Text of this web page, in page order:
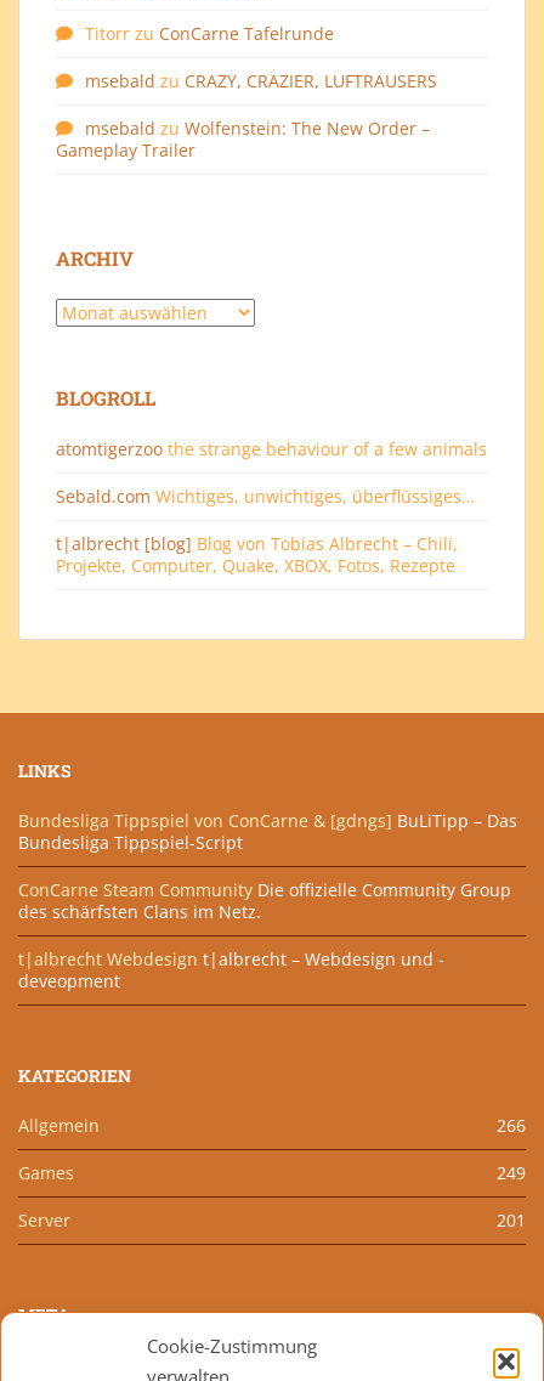
Cookie-Zustimmung
verwalten
Titorr zu ConCarne Tafelrunde
msebald zu CRAZY, CRAZIER, LUFTRAUSERS
msebald zu Wolfenstein: The New Order –
Gameplay Trailer
ARCHIV
Archiv
BLOGROLL
atomtigerzoo the strange behaviour of a few animals
Sebald.com Wichtiges, unwichtiges, überflüssiges…
t|albrecht [blog] Blog von Tobias Albrecht – Chili,
Projekte, Computer, Quake, XBOX, Fotos, Rezepte
LINKS
Bundesliga Tippspiel von ConCarne & [gdngs] BuLiTipp – Das
Bundesliga Tippspiel-Script
ConCarne Steam Community Die offizielle Community Group
des schärfsten Clans im Netz.
t|albrecht Webdesign t|albrecht – Webdesign und -
deveopment
KATEGORIEN
Allgemein 266
Games 249
Server 201
META